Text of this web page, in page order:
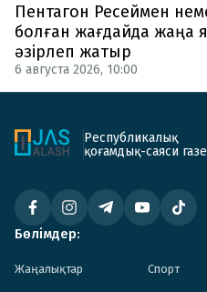
Пентагон Ресеймен
болған жағдайда жаңа
әзірлеп жатыр
6 августа 2026, 10:00
Республикалық
қоғамдық-саяси
Бөлімдер:
Жаңалықтар Спорт